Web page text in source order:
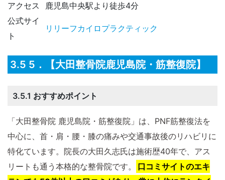
アクセス
鹿児島中央駅より徒歩4分
公式サイ
ト
リリーフカイロプラクティック
3.5 5．【大田整骨院鹿児島院・筋整復院】
3.5.1 おすすめポイント
「大田整骨院 鹿児島院・筋整復院」は、PNF筋整復法を
中心に、首・肩・腰・膝の痛みや交通事故後のリハビリに
特化ています。​院長の大田久志氏は施術歴40年で、アス
リートも通う本格的な整骨院です。
口コミサイトのエキ